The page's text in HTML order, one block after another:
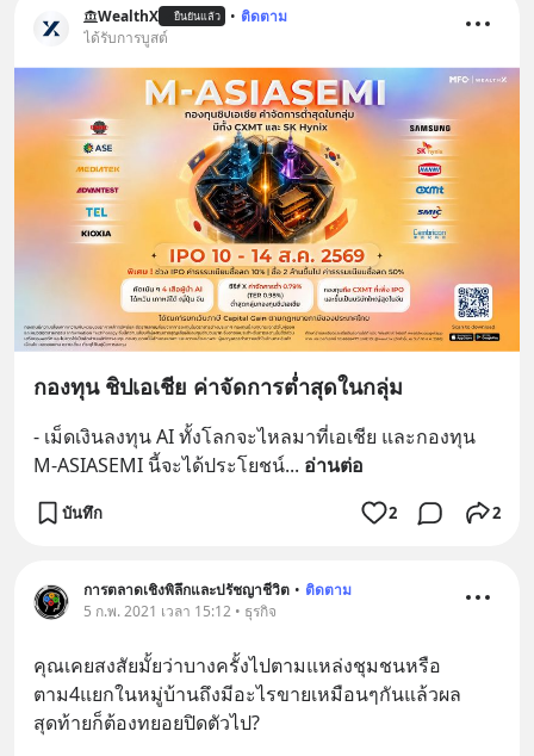
WealthX ยืนยันแล้ว • ติดตาม
ได้รับการบูสต์
กองทุน ชิปเอเชีย ค่าจัดการต่ำสุดในกลุ่ม
- เม็ดเงินลงทุน AI ทั้งโลกจะไหลมาที่เอเชีย และกองทุน
M-ASIASEMI นี้จะได้ประโยชน์... อ่านต่อ
บันทึก 2 2
การตลาดเชิงพิลึกและปรัชญาชีวิต • ติดตาม
5 ก.พ. 2021 เวลา 15:12 • ธุรกิจ
คุณเคยสงสัยมั้ยว่าบางครั้งไปตามแหล่งชุมชนหรือ
ตาม4แยกในหมู่บ้านถึงมีอะไรขายเหมือนๆกันแล้วผล
สุดท้ายก็ต้องทยอยปิดตัวไป?